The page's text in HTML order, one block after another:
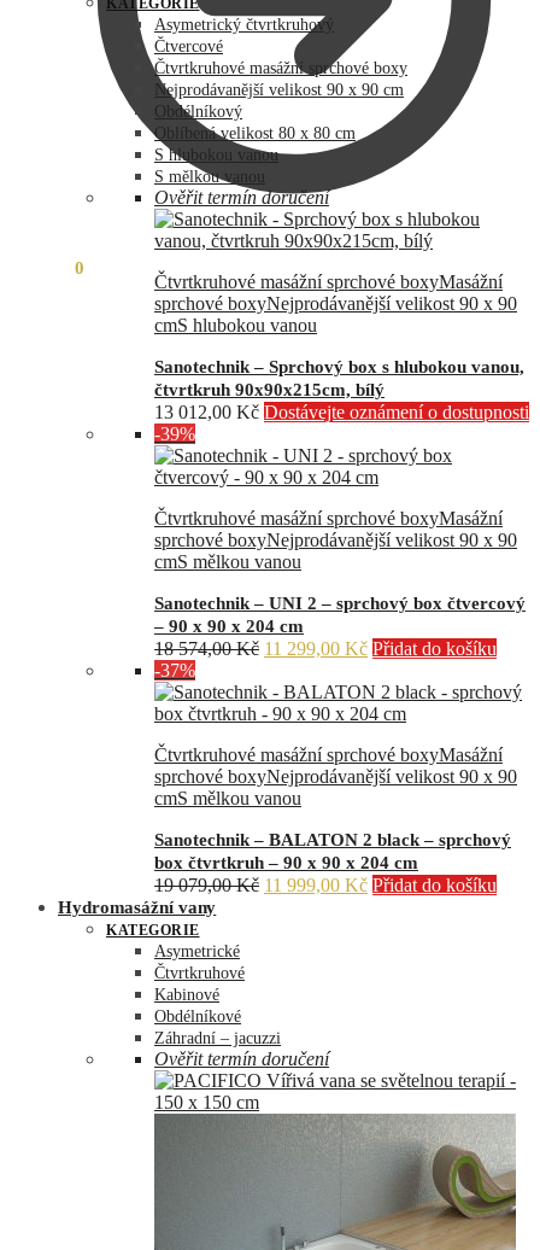
0
73
990,00 Kč.
60
890,00 Kč.
KATEGORIE
Asymetrický čtvrtkruhový
Čtvercové
Čtvrtkruhové masážní sprchové boxy
Nejprodávanější velikost 90 x 90 cm
Obdélníkový
Oblíbená velikost 80 x 80 cm
S hlubokou vanou
S mělkou vanou
Ověřit termín doručení
Čtvrtkruhové masážní sprchové boxyMasážní
sprchové boxyNejprodávanější velikost 90 x 90
cmS hlubokou vanou
Sanotechnik – Sprchový box s hlubokou vanou,
čtvrtkruh 90x90x215cm, bílý
13 012,00 Kč Dostávejte oznámení o dostupnosti
-39%
Čtvrtkruhové masážní sprchové boxyMasážní
sprchové boxyNejprodávanější velikost 90 x 90
cmS mělkou vanou
Sanotechnik – UNI 2 – sprchový box čtvercový
– 90 x 90 x 204 cm
18 574,00Kč Původní
byla:
18
11 299,00 KčAktuální
je:
11
Přidat do košíku
-37%
Čtvrtkruhové masážní sprchové boxyMasážní
sprchové boxyNejprodávanější velikost 90 x 90
cmS mělkou vanou
Sanotechnik – BALATON 2 black – sprchový
box čtvrtkruh – 90 x 90 x 204 cm
19 079,00Kč Původní
11 999,00 KčAktuální
Přidat do košíku
Hydromasážní vany
KATEGORIE
Asymetrické
Čtvrtkruhové
Kabinové
Obdélníkové
Záhradní – jacuzzi
Ověřit termín doručení